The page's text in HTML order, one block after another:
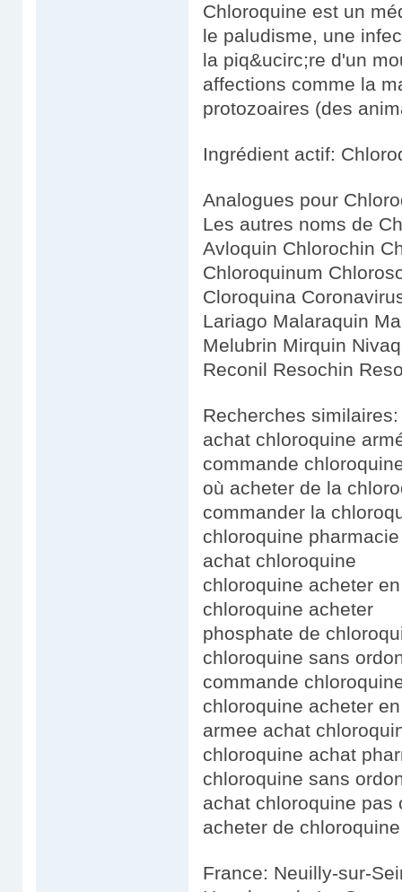
Chloroquine est un
le paludisme, une
la piq&ucirc;re d'un
affections comme la
protozoaires (des
Ingrédient actif:
Analogues pour
Les autres noms de
Avloquin Chlorochin
Chloroquinum
Cloroquina
Lariago Malaraquin
Melubrin Mirquin
Reconil Resochin
Recherches similaires:
achat chloroquine
commande
où acheter de la
commander la
chloroquine
achat chloroquine
chloroquine acheter
chloroquine acheter
phosphate de
chloroquine sans
commande
chloroquine acheter
armee achat
chloroquine achat
chloroquine sans
achat chloroquine pas
acheter de chloroquine
France: Neuilly-sur-